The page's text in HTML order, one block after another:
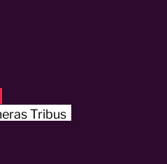
Tribus